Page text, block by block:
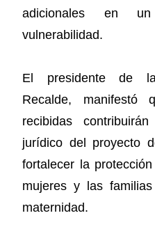
adicionales en
vulnerabilidad.
El presidente de
Recalde, manifestó
recibidas
jurídico del proyecto
fortalecer la
mujeres y las
maternidad.